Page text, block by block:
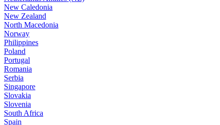
New Caledonia
New Zealand
North Macedonia
Norway
Philippines
Poland
Portugal
Romania
Serbia
Singapore
Slovakia
Slovenia
South Africa
Spain